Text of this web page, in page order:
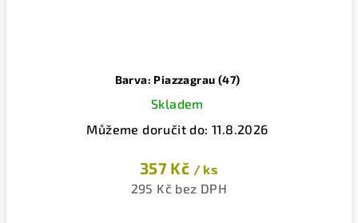
Barva: Piazzagrau (47)
Skladem
Můžeme doručit do: 11.8.2026
357 Kč / ks
295 Kč bez DPH